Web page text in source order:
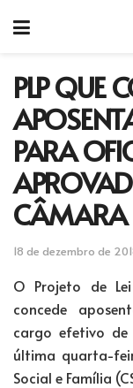
PLP QUE
PARA
CÂMARA
18 de dezembro de
O Projeto de Lei
concede
cargo efetivo
última quarta-
Social e Família